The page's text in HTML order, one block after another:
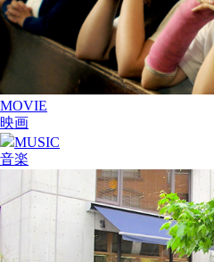
MOVIE
映画
MUSIC
音楽